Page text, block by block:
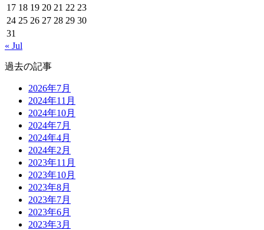
17 18 19 20 21 22 23
24 25 26 27 28 29 30
31
« Jul
過去の記事
2026年7月
2024年11月
2024年10月
2024年7月
2024年4月
2024年2月
2023年11月
2023年10月
2023年8月
2023年7月
2023年6月
2023年3月